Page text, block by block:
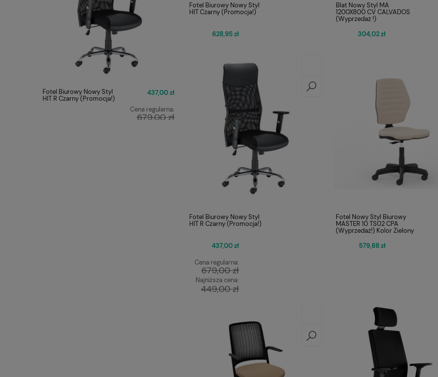
Fotel Biurowy Nowy Styl
HIT R Czarny (Promocja!)
437,00 zł
Cena regularna:
679,00 zł
Fotel Obrotowy Sitplus
ERGON 2 HB
1 030,00 zł
Cena regularna:
1 250,00 zł
Najniższa cena:
724,00 zł
FOTEL OBROTOWY VIRE
Q-025 CZARNY
Fotel Biurowy Nowy Styl
HIT Czarny (Promocja!)
628,95 zł
Blat Nowy Styl MA
1200X800 CV CALVADOS
(Wyprzedaż !)
304,02 zł
Fotel Biurowy Nowy Styl
HIT R Czarny (Promocja!)
437,00 zł
Cena regularna:
679,00 zł
Najniższa cena:
449,00 zł
Fotel Nowy Styl Biurowy
MASTER 10 TS02 CPA
(Wyprzedaż!) Kolor Zielony
579,88 zł